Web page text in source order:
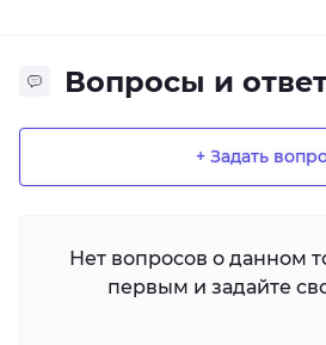
Вопросы и
+ Задать
Нет вопросов о данном
первым и задайте